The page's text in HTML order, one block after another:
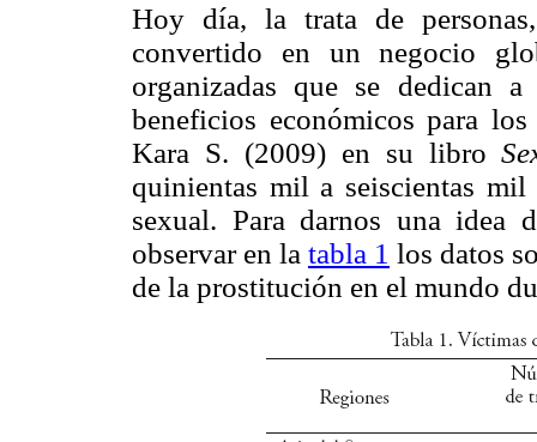
Hoy día, la trata de
convertido en un negocio
organizadas que se dedican
beneficios económicos para
Kara S. (2009) en su libro
quinientas mil a seiscientas
sexual. Para darnos una idea
observar en la tabla 1 los datos
de la prostitución en el mundo